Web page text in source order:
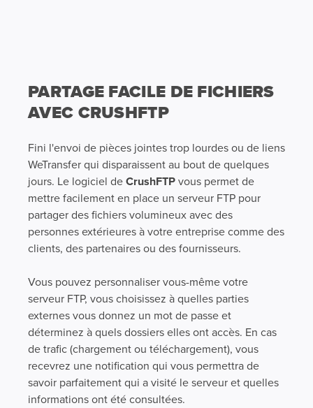
PARTAGE FACILE DE FICHIERS
AVEC CRUSHFTP
Fini l'envoi de pièces jointes trop lourdes ou de liens
WeTransfer qui disparaissent au bout de quelques
jours. Le logiciel deCrushFTPvous permet de
mettre facilement en place un serveur FTP pour
partager des fichiers volumineux avec des
personnes extérieures à votre entreprise comme des
clients, des partenaires ou des fournisseurs.
Vous pouvez personnaliser vous-même votre
serveur FTP, vous choisissez à quelles parties
externes vous donnez un mot de passe et
déterminez à quels dossiers elles ont accès. En cas
de trafic (chargement ou téléchargement), vous
recevrez une notification qui vous permettra de
savoir parfaitement qui a visité le serveur et quelles
informations ont été consultées.